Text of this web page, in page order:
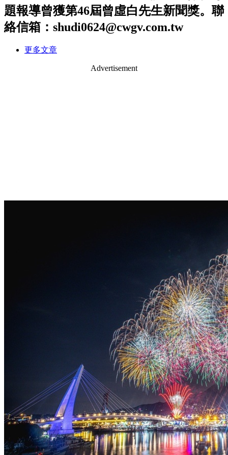
題報導曾獲第46屆曾虛白先生新聞獎。聯
絡信箱：shudi0624@cwgv.com.tw
更多文章
Advertisement